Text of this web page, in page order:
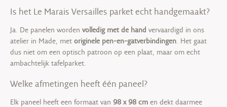
Is het Le Marais Versailles parket echt handgemaakt?
Ja. De panelen worden volledig met de hand vervaardigd in ons
atelier in Made, met originele pen-en-gatverbindingen. Het gaat
dus niet om een optisch patroon op een plaat, maar om echt
ambachtelijk tafelparket.
Welke afmetingen heeft één paneel?
Elk paneel heeft een formaat van 98 x 98 cm en dekt daarmee